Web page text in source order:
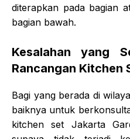
diterapkan pada bagian
bagian bawah.
Kesalahan yang
Rancangan Kitchen
Bagi yang berada di
baiknya untuk
kitchen set Jakarta